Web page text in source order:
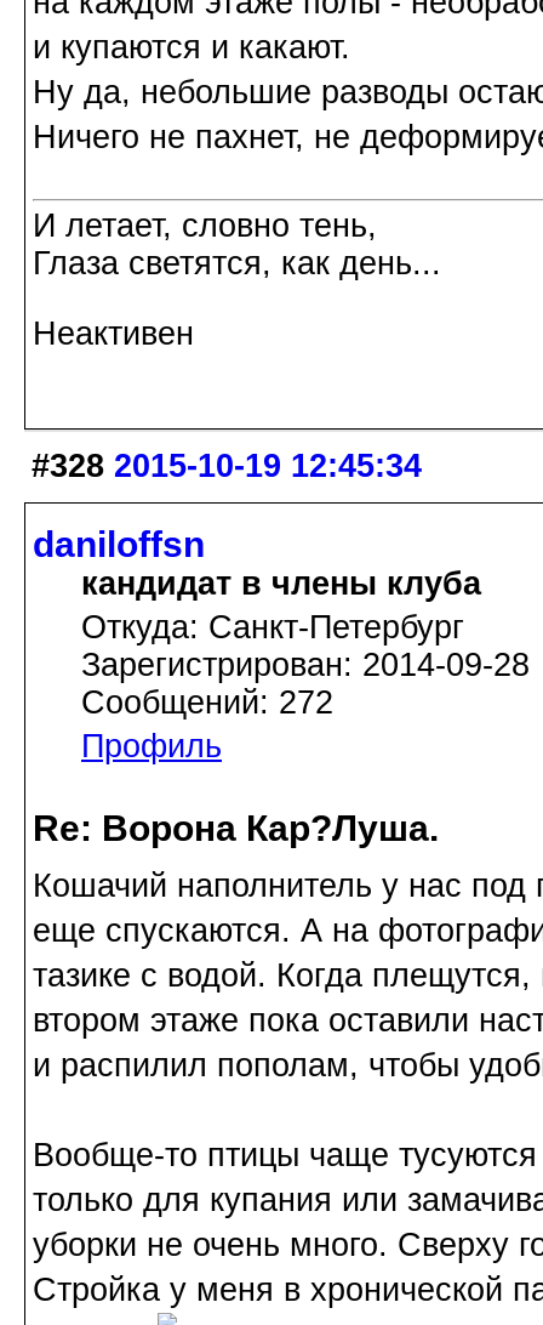
и купаются и какают.
Ну да, небольшие разводы
Ничего не пахнет, не
И летает, словно тень,
Глаза светятся, как день...
Неактивен
#328 2015-10-19 12:45:34
daniloffsn
кандидат в члены клуба
Откуда: Санкт-Петербург
Зарегистрирован: 2014-09-28
Сообщений: 272
Профиль
Re: Ворона Кар?Луша.
Кошачий наполнитель у нас
еще спускаются. А на
тазике с водой. Когда
втором этаже пока оставили
и распилил пополам, чтобы
Вообще-то птицы чаще
только для купания или
уборки не очень много. Сверху
Стройка у меня в хронической